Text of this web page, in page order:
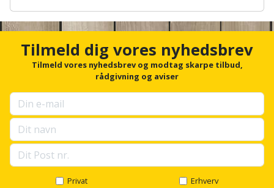
Lofter
Lofttrapper
Murbinder
Murpap
og
murfolie
Mursten
Kniv
og
hobbykniv
Koben
Kridtsnor
Lærlingesæt
Landmålerstok
Dykkerpistol
Dyksav
Excenterslibertilbehør
Fedtsprøjte
Flamingoskærer
Vandpumpe
mosfjerner
Vinduesvasker
hus
og
have
Fuglefoderhus
Garderobe
opbevaring
Gavekort
c
r
u
p
s
e
l
l
Tilmeld dig vores nyhedsbrev
Tilmeld vores nyhedsbrev og modtag skarpe tilbud,
rådgivning og aviser
Privat Erhverv